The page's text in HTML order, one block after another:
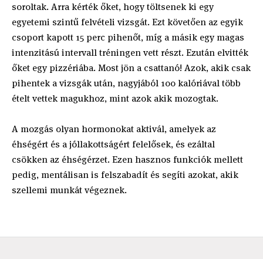
soroltak. Arra kérték őket, hogy töltsenek ki egy
egyetemi szintű felvételi vizsgát. Ezt követően az egyik
csoport kapott 15 perc pihenőt, míg a másik egy magas
intenzitású intervall tréningen vett részt. Ezután elvitték
őket egy pizzériába. Most jön a csattanó! Azok, akik csak
pihentek a vizsgák után, nagyjából 100 kalóriával több
ételt vettek magukhoz, mint azok akik mozogtak.
A mozgás olyan hormonokat aktivál, amelyek az
éhségért és a jóllakottságért felelősek, és ezáltal
csökken az éhségérzet. Ezen hasznos funkciók mellett
pedig, mentálisan is felszabadít és segíti azokat, akik
szellemi munkát végeznek.